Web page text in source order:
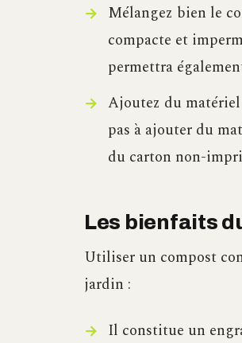
Mélangez bien le
compacte et
permettra
Ajoutez du matériel
pas à ajouter du
du carton non-
Les bienfaits
Utiliser un compost
jardin :
Il constitue un